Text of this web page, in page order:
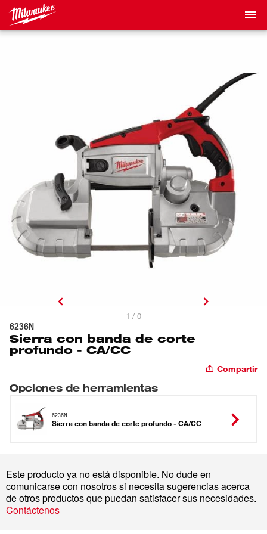
1 / 0
6236N
Sierra con banda de corte
profundo - CA/CC
Compartir
Opciones de herramientas
6236N
Sierra con banda de corte profundo - CA/CC
Este producto ya no está disponible. No dude en
comunicarse con nosotros si necesita sugerencias acerca
de otros productos que puedan satisfacer sus necesidades.
Contáctenos